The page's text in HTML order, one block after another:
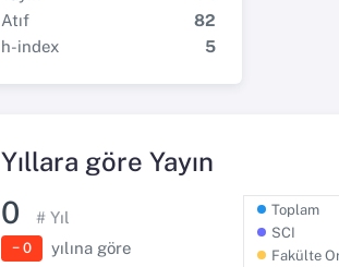
Atıf
82
h-index
5
Yıllara göre Yayın
0 # Yıl
− 0 yılına göre
Toplam
SCI
Fakülte